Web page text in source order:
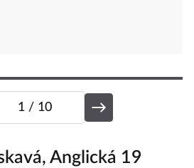
1 / 10
Anglická 19